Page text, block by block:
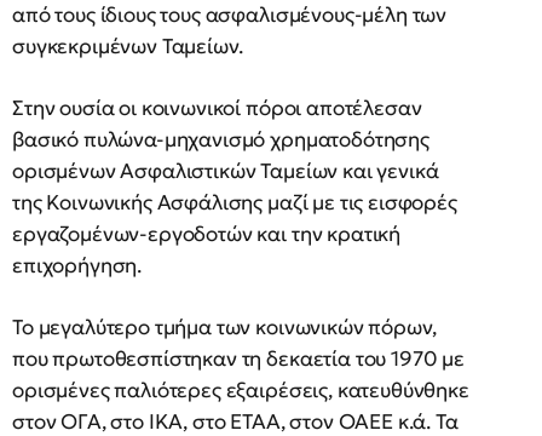
από τους ίδιους τους ασφαλισμένους-μέλη των
συγκεκριμένων Ταμείων.
Στην ουσία οι κοινωνικοί πόροι αποτέλεσαν
βασικό πυλώνα-μηχανισμό χρηματοδότησης
ορισμένων Ασφαλιστικών Ταμείων και γενικά
της Κοινωνικής Ασφάλισης μαζί με τις εισφορές
εργαζομένων-εργοδοτών και την κρατική
επιχορήγηση.
Το μεγαλύτερο τμήμα των κοινωνικών πόρων,
που πρωτοθεσπίστηκαν τη δεκαετία του 1970 με
ορισμένες παλιότερες εξαιρέσεις, κατευθύνθηκε
στον ΟΓΑ, στο ΙΚΑ, στο ΕΤΑΑ, στον ΟΑΕΕ κ.ά. Τα